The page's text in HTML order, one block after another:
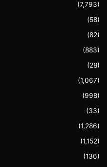
(7,793)
(58)
(82)
(883)
(28)
(1,067)
(998)
(33)
(1,286)
(1,152)
(136)